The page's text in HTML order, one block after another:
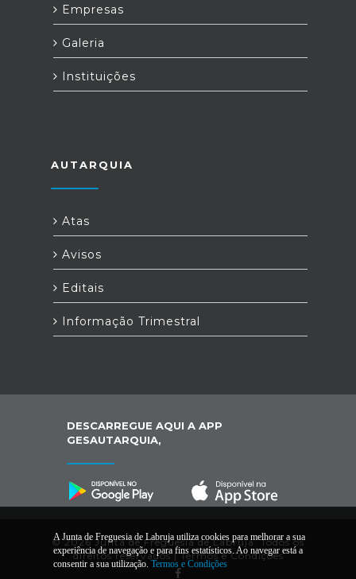
Empresas
Galeria
Instituições
AUTARQUIA
Atas
Avisos
Editais
Informação Trimestral
DESCARREGUE AQUI A APP
GESAUTARQUIA,
© 2026 Junta de Freguesia de Labruja. Todos os
direitos reservados |Termos e Condições
A Junta de Freguesia de Labruja utiliza cookies para melhorar a sua
experiência de navegação e para fins estatísticos. Ao navegar está a
consentir a sua utilização. Termos e Condições